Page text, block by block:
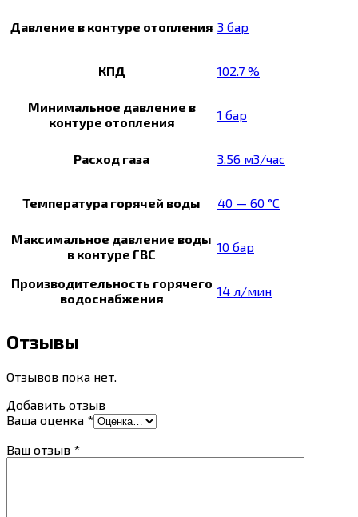
Давление в контуре отопления 3 бар
КПД 102.7 %
Минимальное давление в
контуре отопления
1 бар
Расход газа 3.56 м3/час
Температура горячей воды 40 — 60 °C
Максимальное давление воды
в контуре ГВС
10 бар
Производительность горячего
водоснабжения
14 л/мин
Отзывы
Отзывов пока нет.
Добавить отзыв
Ваша оценка *
Ваш отзыв *